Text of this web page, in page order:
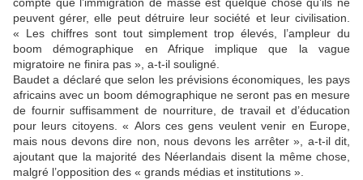
peuvent gérer, elle peut détruire leur société et leur civilisation.
« Les chiffres sont tout simplement trop élevés, l’ampleur du
boom démographique en Afrique implique que la vague
migratoire ne finira pas », a-t-il souligné.
Baudet a déclaré que selon les prévisions économiques, les pays
africains avec un boom démographique ne seront pas en mesure
de fournir suffisamment de nourriture, de travail et d’éducation
pour leurs citoyens. « Alors ces gens veulent venir en Europe,
mais nous devons dire non, nous devons les arrêter », a-t-il dit,
ajoutant que la majorité des Néerlandais disent la même chose,
malgré l’opposition des « grands médias et institutions ».